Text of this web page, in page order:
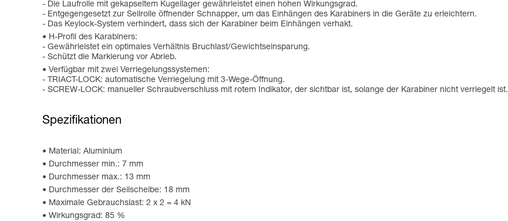
- Die Laufrolle mit gekapseltem Kugellager gewährleistet einen hohen Wirkungsgrad.
- Entgegengesetzt zur Seilrolle öffnender Schnapper, um das Einhängen des Karabiners in die Geräte zu erleichtern.
- Das Keylock-System verhindert, dass sich der Karabiner beim Einhängen verhakt.
H-Profil des Karabiners:
- Gewährleistet ein optimales Verhältnis Bruchlast/Gewichtseinsparung.
- Schützt die Markierung vor Abrieb.
Verfügbar mit zwei Verriegelungssystemen:
- TRIACT-LOCK: automatische Verriegelung mit 3-Wege-Öffnung.
- SCREW-LOCK: manueller Schraubverschluss mit rotem Indikator, der sichtbar ist, solange der Karabiner nicht verriegelt ist.
Spezifikationen
Material: Aluminium
Durchmesser min.: 7 mm
Durchmesser max.: 13 mm
Durchmesser der Seilscheibe: 18 mm
Maximale Gebrauchslast: 2 x 2 = 4 kN
Wirkungsgrad: 85 %